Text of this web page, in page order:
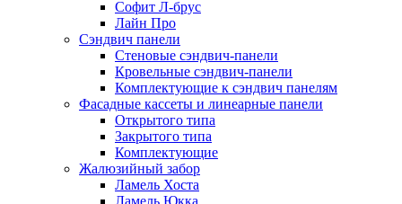
Софит Л-брус
Лайн Про
Сэндвич панели
Стеновые сэндвич-панели
Кровельные сэндвич-панели
Комплектующие к сэндвич панелям
Фасадные кассеты и линеарные панели
Открытого типа
Закрытого типа
Комплектующие
Жалюзийный забор
Ламель Хоста
Ламель Юкка